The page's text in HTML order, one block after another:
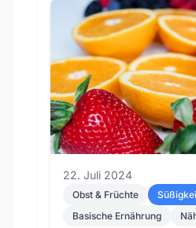
22. Juli 2024
Obst & Früchte
Basische Ernährung